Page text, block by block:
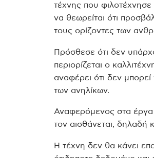
τέχνης που
να θεωρείται ότι
τους ορίζοντες των
Πρόσθεσε ότι δεν
περιορίζεται ο
αναφέρει ότι δεν
των ανηλίκων.
Αναφερόμενος στα έργα
τον αισθάνεται, δηλαδή
Η τέχνη δεν θα κάνει